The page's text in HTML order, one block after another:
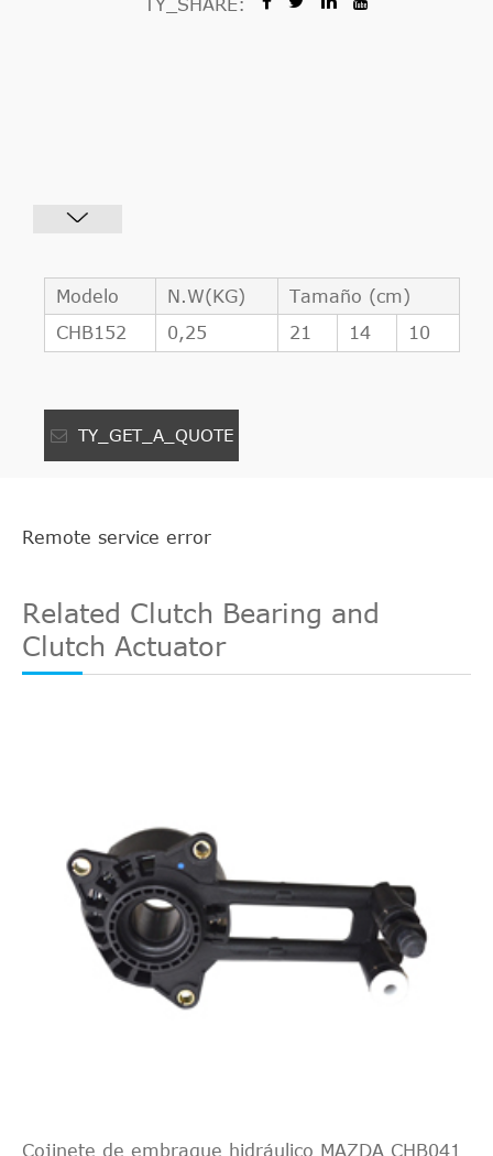
TY_SHARE:
Modelo N.W(KG)
Tamaño (cm)
CHB152
0,25 21 14 10
TY_GET_A_QUOTE
Remote service error
Related Clutch Bearing and
Clutch Actuator
Cojinete de embrague hidráulico MAZDA CHB041